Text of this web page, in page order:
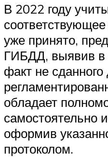
В 2022 году
уже принято,
ГИБДД, выявив в
факт не
обладает
самостоятельно
оформив
протоколом.